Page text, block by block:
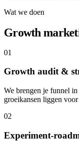
Wat we doen
Growth
01
Growth audit &
We brengen je funnel
groeikansen liggen
02
Experiment-